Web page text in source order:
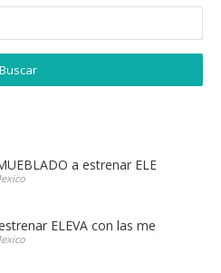
a estrenar ELEVA con
ELEVA con las mejores